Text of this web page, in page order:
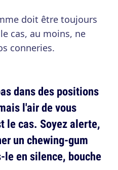
doit être toujours
cas, au moins, ne
conneries.
dans des positions
l'air de vous
le cas. Soyez alerte,
un chewing-gum
en silence, bouche